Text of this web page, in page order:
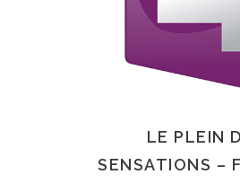
LE PLEIN
SENSATIONS –